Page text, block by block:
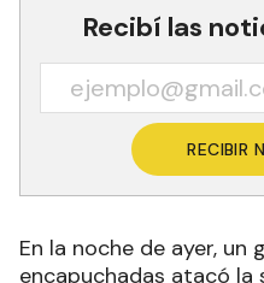
Recibí las
RECIBIR
En la noche de ayer, un
encapuchadas atacó la